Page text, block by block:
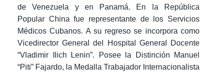
de Venezuela y en Panamá. En la República
Popular China fue representante de los Servicios
Médicos Cubanos. A su regreso se incorpora como
Vicedirector General del Hospital General Docente
“Vladimir Ilich Lenin”. Posee la
Distinción Manuel
“Piti” Fajardo, la Medalla Trabajador Internacionalista